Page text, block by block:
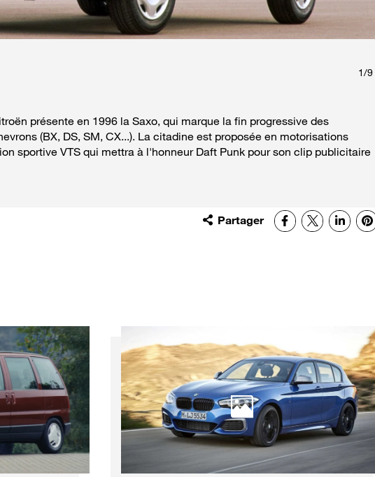
1/9
présente en 1996 la Saxo, qui marque la fin progressive des
(BX, DS, SM, CX...). La citadine est proposée en motorisations
sportive VTS qui mettra à l'honneur Daft Punk pour son clip publicitaire
Partager Facebook
X